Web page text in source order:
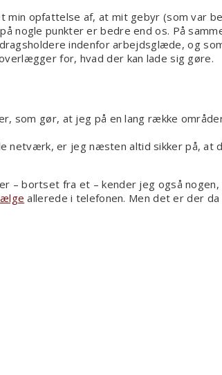
opfattelse af, at mit gebyr (som var
nogle punkter er bedre end os. På
indenfor arbejdsglæde, og
for, hvad der kan lade sig gøre.
som gør, at jeg på en lang række
netværk, er jeg næsten altid sikker på,
– bortset fra et – kender jeg også
allerede i telefonen. Men det er der